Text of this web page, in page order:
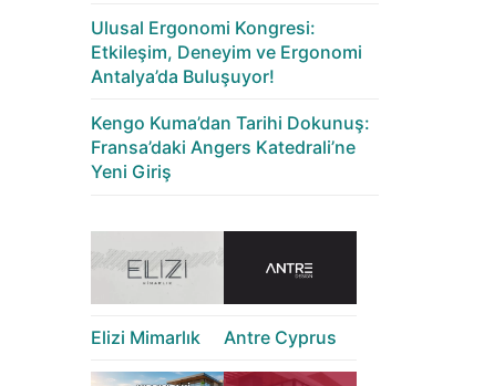
Ulusal Ergonomi Kongresi:
Etkileşim, Deneyim ve Ergonomi
Antalya’da Buluşuyor!
Kengo Kuma’dan Tarihi Dokunuş:
Fransa’daki Angers Katedrali’ne
Yeni Giriş
Elizi Mimarlık Antre Cyprus